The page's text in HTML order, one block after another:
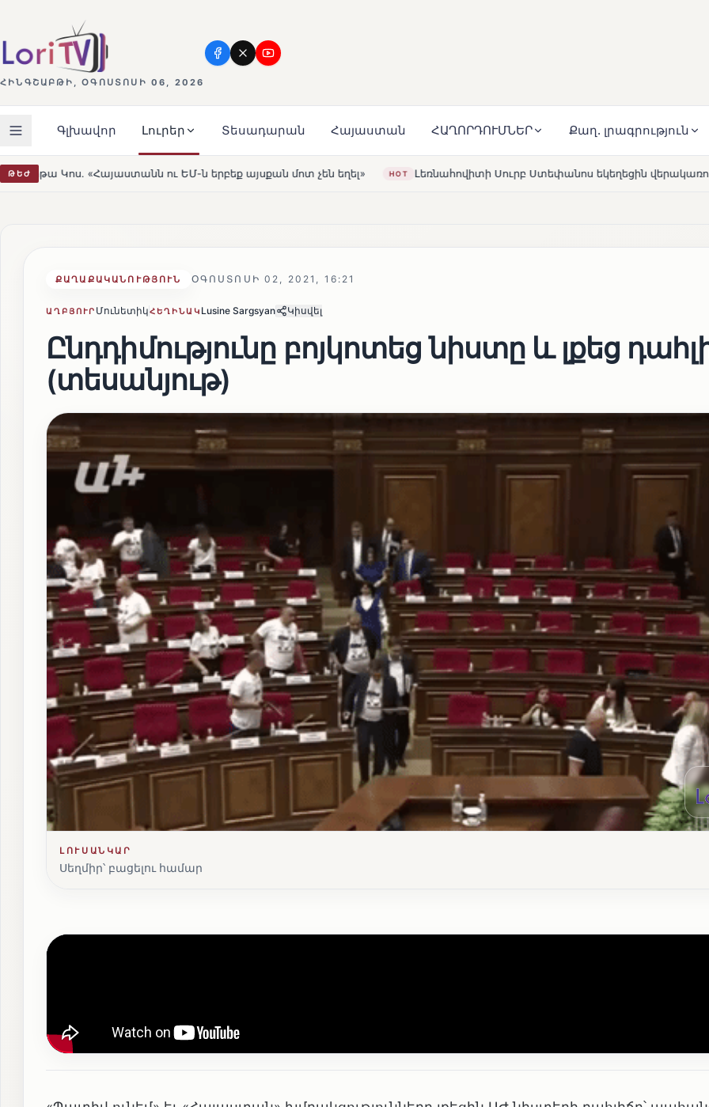
ՀԻՆԳՇԱԲԹԻ, ՕԳՈՍՏՈՍԻ 06, 2026
Գլխավոր Լուրեր Տեսադարան Հայաստան ՀԱՂՈՐԴՈՒՄՆԵՐ Քաղ. լրագրություն
ԹԵԺ
ն երբեք այսքան մոտ չեն եղել» HOT Լեռնահովիտի Սուրբ Ստեփանոս եկեղեցին վերակառուցվել է Կարապետյան
ՔԱՂԱՔԱԿԱՆՈՒԹՅՈՒՆ ՕԳՈՍՏՈՍԻ 02, 2021, 16:21
ԱՂԲՅՈՒՐ ՄունետիկՀԵՂԻՆԱԿ Lusine Sargsyan Կիսվել
Ընդդիմությունը բոյկոտեց նիստը և լքեց
(տեսանյութ)
ԼՈՒՍԱՆԿԱՐ
Սեղմիր՝ բացելու համար